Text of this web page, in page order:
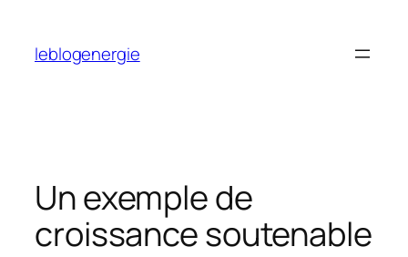
contenu
leblogenergie
Un exemple de
croissance soutenable